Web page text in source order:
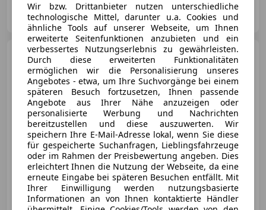
Böhm carXperience GmbH
AT-4911 Tumeltsham
Porsche 911 Carrera 4 GTS
Coupe II (991)
€ 128 800
06/2017 89 531 km Benzin 331 kW (450 PS)
Wir bzw. Drittanbieter nutzen unterschiedliche
technologische Mittel, darunter u.a. Cookies und
ähnliche Tools auf unserer Webseite, um Ihnen
erweiterte Seitenfunktionen anzubieten und ein
verbessertes Nutzungserlebnis zu gewährleisten.
Durch diese erweiterten Funktionalitäten
ermöglichen wir die Personalisierung unseres
Angebotes - etwa, um Ihre Suchvorgänge bei einem
späteren Besuch fortzusetzen, Ihnen passende
Angebote aus Ihrer Nähe anzuzeigen oder
personalisierte Werbung und Nachrichten
bereitzustellen und diese auszuwerten. Wir
speichern Ihre E-Mail-Adresse lokal, wenn Sie diese
für gespeicherte Suchanfragen, Lieblingsfahrzeuge
oder im Rahmen der Preisbewertung angeben. Dies
erleichtert Ihnen die Nutzung der Webseite, da eine
erneute Eingabe bei späteren Besuchen entfällt. Mit
Ihrer Einwilligung werden nutzungsbasierte
Informationen an von Ihnen kontaktierte Händler